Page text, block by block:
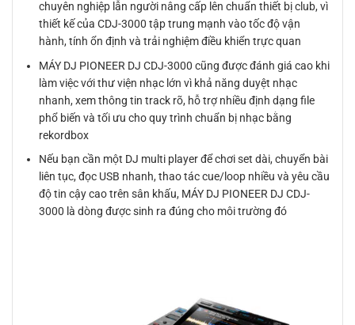
chuyên nghiệp lẫn người nâng cấp lên chuẩn thiết bị club, vì
thiết kế của CDJ-3000 tập trung mạnh vào tốc độ vận
hành, tính ổn định và trải nghiệm điều khiển trực quan
MÁY DJ PIONEER DJ CDJ-3000 cũng được đánh giá cao khi
làm việc với thư viện nhạc lớn vì khả năng duyệt nhạc
nhanh, xem thông tin track rõ, hỗ trợ nhiều định dạng file
phổ biến và tối ưu cho quy trình chuẩn bị nhạc bằng
rekordbox
Nếu bạn cần một DJ multi player để chơi set dài, chuyển bài
liên tục, đọc USB nhanh, thao tác cue/loop nhiều và yêu cầu
độ tin cậy cao trên sân khấu, MÁY DJ PIONEER DJ CDJ-
3000 là dòng được sinh ra đúng cho môi trường đó